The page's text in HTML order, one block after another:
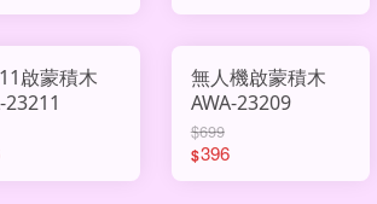
啟蒙積木
23211
無人機啟蒙積木
AWA-23209
$699
$396